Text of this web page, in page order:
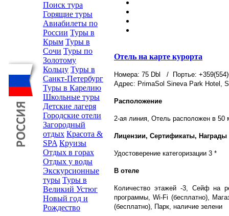
Поиск тура
Горящие туры
Авиабилеты по
России Туры в
Крым Туры в
Сочи Туры по
Золотому
Кольцу Туры в
Санкт-Петербург
Туры в Карелию
Школьные туры
Детские лагеря
Городские отели
Загородный
отдых Красота &
SPA Круизы
Отдых в горах
Отдых у воды
Экскурсионные
туры Туры в
Великий Устюг
Новый год и
Рождество
Отель на карте курорта
Номера: 75 Dbl
/ Портье:
Адрес: PrimaSol Sineva Park Hotel,
Расположение
2-ая линия, Отель расположен в 50
Лицензии, Сертификаты, Награды
Удостоверение категоризации 3 *
В отеле
Количество этажей -3, Сейф на
программы, Wi-Fi (бесплатно),
(бесплатно), Парк, наличие зелени